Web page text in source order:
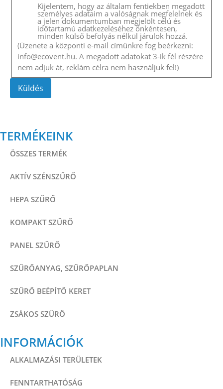
Kijelentem, hogy az általam fentiekben megadott
személyes adataim a valóságnak megfelelnek és
a jelen dokumentumban megjelölt célú és
időtartamú adatkezeléséhez önkéntesen,
minden külső befolyás nélkül járulok hozzá.
(Üzenete a központi e-mail címünkre fog beérkezni:
info@ecovent.hu. A megadott adatokat 3-ik fél részére
nem adjuk át, reklám célra nem használjuk fel!)
Küldés
TERMÉKEINK
ÖSSZES TERMÉK
AKTÍV SZÉNSZŰRŐ
HEPA SZŰRŐ
KOMPAKT SZŰRŐ
PANEL SZŰRŐ
SZŰRŐANYAG, SZŰRŐPAPLAN
SZŰRŐ BEÉPÍTŐ KERET
ZSÁKOS SZŰRŐ
INFORMÁCIÓK
ALKALMAZÁSI TERÜLETEK
FENNTARTHATÓSÁG